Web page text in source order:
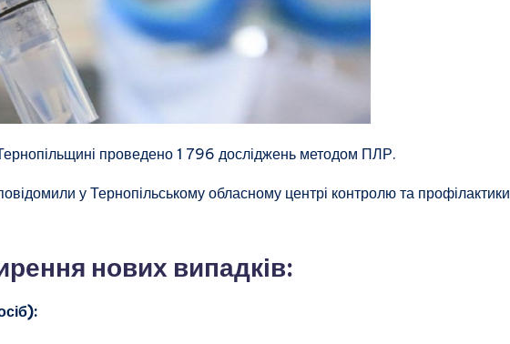
проведено 1 796 досліджень методом ПЛР.
у Тернопільському обласному центрі контролю та профілактики
нових випадків: